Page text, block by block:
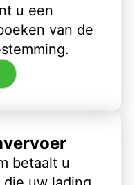
u een
van de
betaalt u